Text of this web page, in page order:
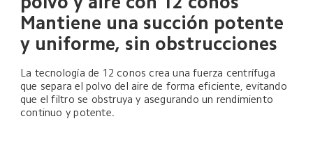
Mantiene una succión potente
y uniforme, sin obstrucciones
La tecnología de 12 conos crea una fuerza centrífuga
que separa el polvo del aire de forma eficiente, evitando
que el filtro se obstruya y asegurando un rendimiento
continuo y potente.